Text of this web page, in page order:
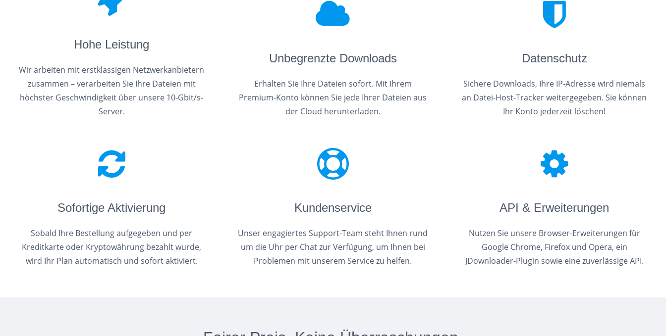
Hohe Leistung
Wir arbeiten mit erstklassigen Netzwerkanbietern
zusammen – verarbeiten Sie Ihre Dateien mit
höchster Geschwindigkeit über unsere 10-Gbit/s-
Server.
Unbegrenzte Downloads
Erhalten Sie Ihre Dateien sofort. Mit Ihrem
Premium-Konto können Sie jede Ihrer Dateien aus
der Cloud herunterladen.
Datenschutz
Sichere Downloads, Ihre IP-Adresse wird niemals
an Datei-Host-Tracker weitergegeben. Sie können
Ihr Konto jederzeit löschen!
Sofortige Aktivierung
Sobald Ihre Bestellung aufgegeben und per
Kreditkarte oder Kryptowährung bezahlt wurde,
wird Ihr Plan automatisch und sofort aktiviert.
Kundenservice
Unser engagiertes Support-Team steht Ihnen rund
um die Uhr per Chat zur Verfügung, um Ihnen bei
Problemen mit unserem Service zu helfen.
API & Erweiterungen
Nutzen Sie unsere Browser-Erweiterungen für
Google Chrome, Firefox und Opera, ein
JDownloader-Plugin sowie eine zuverlässige API.